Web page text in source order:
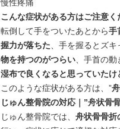
慢性疼痛
こんな症状がある方はご注意く
転倒して手をついたあとから手
握力が落ちた 、手を握るとズ
物を持つのがつらい 、手首の
湿布で良くなると思っていたけ
このような症状がある方は、”
じゅん整骨院の対応｜”舟状骨
じゅん整骨院では、 舟状骨骨折